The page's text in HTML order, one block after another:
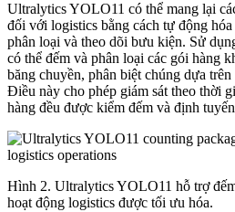
Ultralytics YOLO11 có thể mang lại
đối với logistics bằng cách tự động
phân loại và theo dõi bưu kiện. Sử
có thể đếm và phân loại các gói hàng
băng chuyền, phân biệt chúng dựa
Điều này cho phép giám sát theo thời
hàng đều được kiểm đếm và định
Hình 2. Ultralytics YOLO11 hỗ trợ
hoạt động logistics được tối ưu hóa.